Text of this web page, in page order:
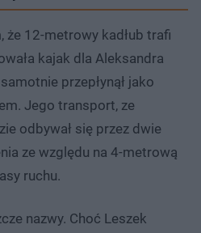
12-metrowy kadłub trafi
kajak dla Aleksandra
przepłynął jako
Jego transport, ze
odbywał się przez dwie
ze względu na 4-metrową
ruchu.
nazwy. Choć Leszek